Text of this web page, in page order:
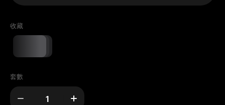
收藏
套數